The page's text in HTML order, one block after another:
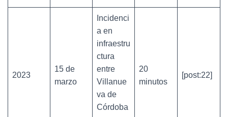
2023
15 de
marzo
Incidenci
a en
infraestru
ctura
entre
Villanue
va de
Córdoba
20
minutos
[post:22]